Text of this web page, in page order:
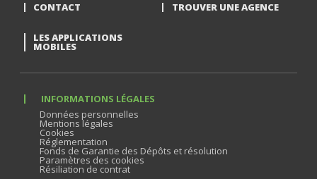
CONTACT TROUVER UNE AGENCE
LES APPLICATIONS
MOBILES
INFORMATIONS LÉGALES
Données personnelles
Mentions légales
Cookies
Réglementation
Fonds de Garantie des Dépôts et résolution
Paramètres des cookies
Résiliation de contrat